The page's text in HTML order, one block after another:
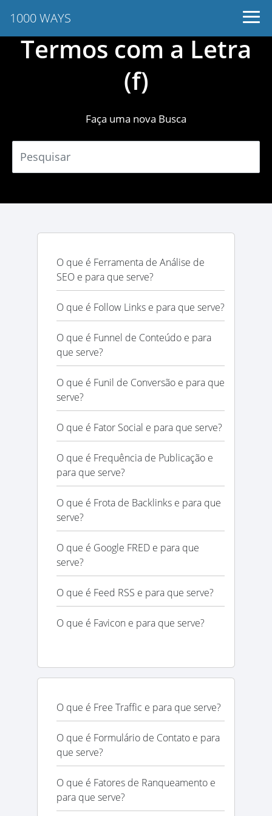
1000 WAYS
Termos com a Letra
(f)
Faça uma nova Busca
O que é Ferramenta de Análise de
SEO e para que serve?
O que é Follow Links e para que serve?
O que é Funnel de Conteúdo e para
que serve?
O que é Funil de Conversão e para que
serve?
O que é Fator Social e para que serve?
O que é Frequência de Publicação e
para que serve?
O que é Frota de Backlinks e para que
serve?
O que é Google FRED e para que
serve?
O que é Feed RSS e para que serve?
O que é Favicon e para que serve?
O que é Free Traffic e para que serve?
O que é Formulário de Contato e para
que serve?
O que é Fatores de Ranqueamento e
para que serve?